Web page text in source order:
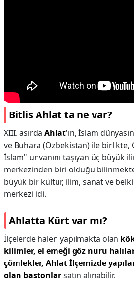
Bitlis Ahlat ta ne var?
XIII. asırda Ahlat'ın, İslam
ve Buhara (Özbekistan) ile birlikte,
İslam" unvanını taşıyan üç büyük
merkezinden biri olduğu
büyük bir kültür, ilim, sanat ve belki
merkezi idi.
Ahlatta Kürt var mı?
İlçelerde halen yapılmakta olan
kilimler, el emeği göz nuru
çömlekler, Ahlat İlçemizde
olan bastonlarsatın alınabilir.